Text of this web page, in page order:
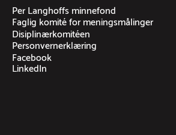
Per Langhoffs minnefond
Faglig komité for meningsmålinger
Disiplinærkomitéen
Personvernerklæring
Facebook
LinkedIn